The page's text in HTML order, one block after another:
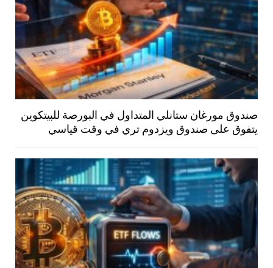
صندوق مورغان ستانلي المتداول في البورصة للبيتكوين
يتفوق على صندوق ويزدوم تري في وقت قياسي